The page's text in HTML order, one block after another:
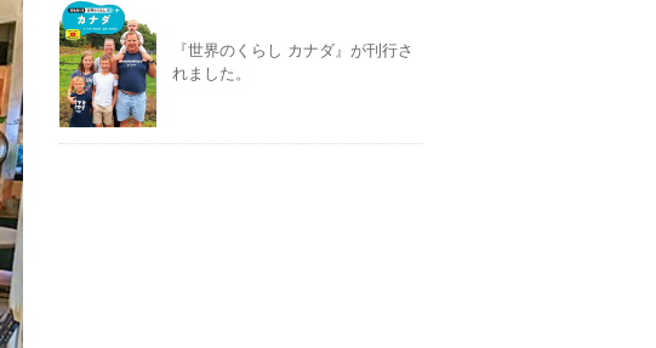
『世界のくらし カナダ』が刊行さ
れました。